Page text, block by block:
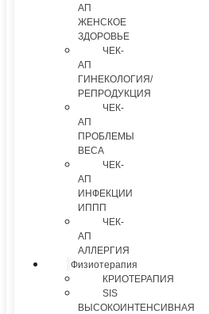
АП
ЖЕНСКОЕ
ЗДОРОВЬЕ
ЧЕК-
АП
ГИНЕКОЛОГИЯ/
РЕПРОДУКЦИЯ
ЧЕК-
АП
ПРОБЛЕМЫ
ВЕСА
ЧЕК-
АП
ИНФЕКЦИИ
ИППП
ЧЕК-
АП
АЛЛЕРГИЯ
Физиотерапия
КРИОТЕРАПИЯ
SIS
ВЫСОКОИНТЕНСИВНАЯ